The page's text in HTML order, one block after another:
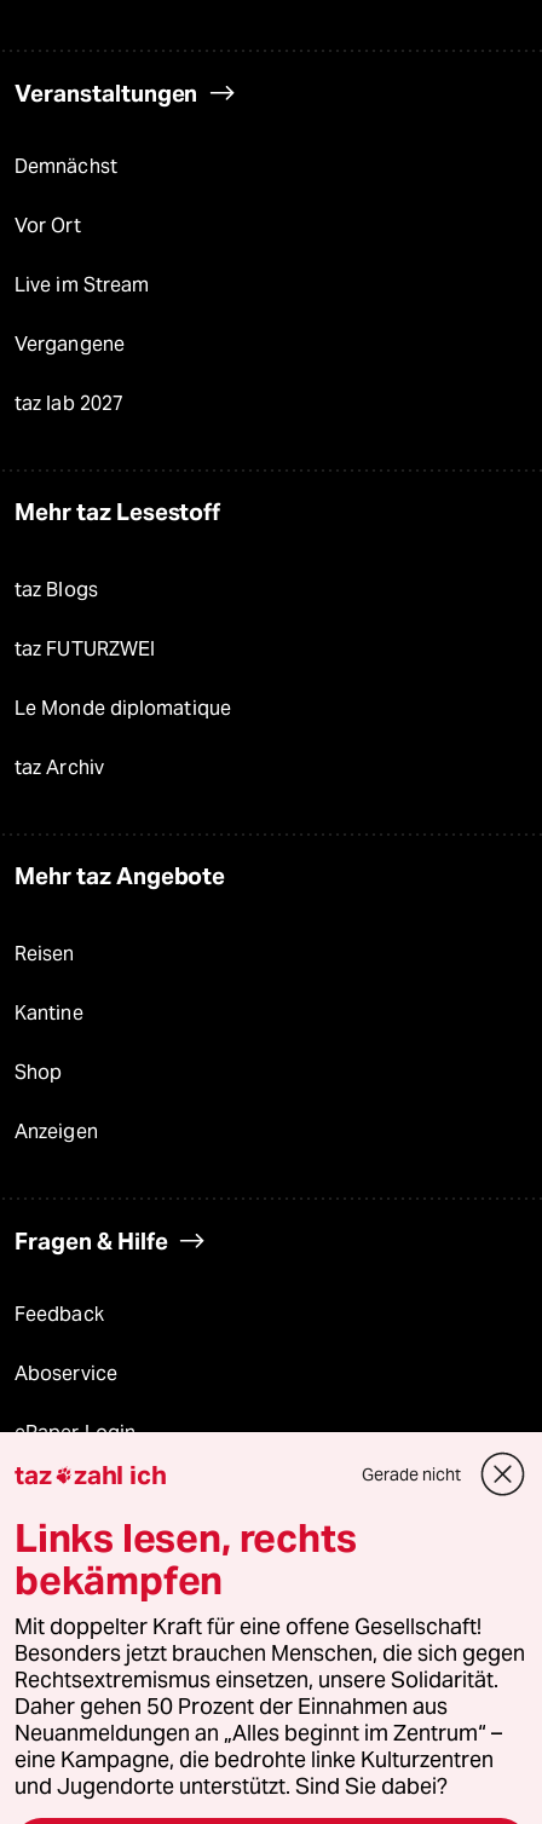
Veranstaltungen
Demnächst
Vor Ort
Live im Stream
Vergangene
taz lab 2027
Mehr taz Lesestoff
taz Blogs
taz FUTURZWEI
Le Monde diplomatique
taz Archiv
Mehr taz Angebote
Reisen
Kantine
Shop
Anzeigen
Fragen & Hilfe
Feedback
Aboservice
ePaper Login
Downloads für Abonnierende
© 2026 taz Verlags und Vertriebs GmbH
Alle Rechte vorbehalten. Bei rechtlichen Fragen oder für Genehmigungen
wenden Sie sich bitte an
lizenzen@taz.de
Feedback Redaktionsstatut Kommune-Richtlinien
Leitlinie Informant Datenschutz Impressum AGB
taz zahl ich Gerade nicht
Links lesen, rechts
bekämpfen
Mit doppelter Kraft für eine offene Gesellschaft!
Besonders jetzt brauchen Menschen, die sich gegen
Rechtsextremismus einsetzen, unsere Solidarität.
Daher gehen 50 Prozent der Einnahmen aus
Neuanmeldungen an „Alles beginnt im Zentrum“ –
eine Kampagne, die bedrohte linke Kulturzentren
und Jugendorte unterstützt. Sind Sie dabei?